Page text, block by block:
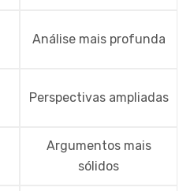
Análise mais profunda
Perspectivas ampliadas
Argumentos mais
sólidos